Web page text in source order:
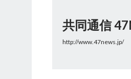
共同通信
http://www.47news.jp/